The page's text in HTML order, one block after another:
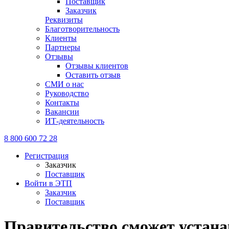
Заказчик
Реквизиты
Благотворительность
Клиенты
Партнеры
Отзывы
Отзывы клиентов
Оставить отзыв
СМИ о нас
Руководство
Контакты
Вакансии
ИТ-деятельность
8 800 600 72 28
Регистрация
Заказчик
Поставщик
Войти в ЭТП
Заказчик
Поставщик